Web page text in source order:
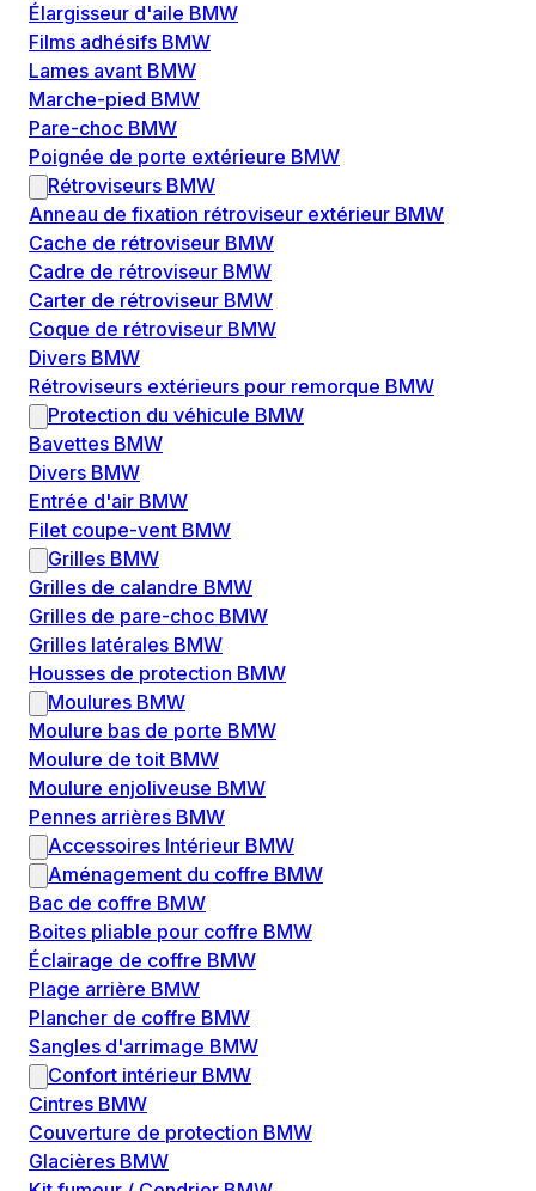
Élargisseur d'aile BMW
Films adhésifs BMW
Lames avant BMW
Marche-pied BMW
Pare-choc BMW
Poignée de porte extérieure BMW
Rétroviseurs BMW
Anneau de fixation rétroviseur extérieur BMW
Cache de rétroviseur BMW
Cadre de rétroviseur BMW
Carter de rétroviseur BMW
Coque de rétroviseur BMW
Divers BMW
Rétroviseurs extérieurs pour remorque BMW
Protection du véhicule BMW
Bavettes BMW
Divers BMW
Entrée d'air BMW
Filet coupe-vent BMW
Grilles BMW
Grilles de calandre BMW
Grilles de pare-choc BMW
Grilles latérales BMW
Housses de protection BMW
Moulures BMW
Moulure bas de porte BMW
Moulure de toit BMW
Moulure enjoliveuse BMW
Pennes arrières BMW
Accessoires Intérieur BMW
Aménagement du coffre BMW
Bac de coffre BMW
Boites pliable pour coffre BMW
Éclairage de coffre BMW
Plage arrière BMW
Plancher de coffre BMW
Sangles d'arrimage BMW
Confort intérieur BMW
Cintres BMW
Couverture de protection BMW
Glacières BMW